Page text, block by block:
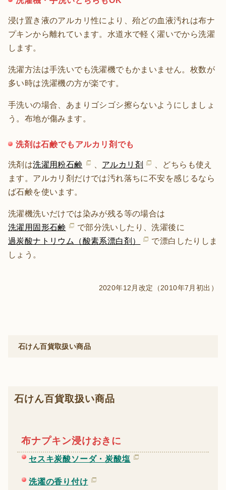
浸け置き液のアルカリ性により、殆どの血液汚れは布ナ
プキンから離れています。水道水で軽く濯いでから洗濯
します。
洗濯方法は手洗いでも洗濯機でもかまいません。枚数が
多い時は洗濯機の方が楽です。
手洗いの場合、あまりゴシゴシ擦らないようにしましょ
う。布地が傷みます。
洗剤は石鹸でもアルカリ剤でも
洗剤は洗濯用粉石鹸 アルカリ剤
、どちらも使え
ます。アルカリ剤だけでは汚れ落ちに不安を感じるなら
ば石鹸を使います。
洗濯機洗いだけでは染みが残る等の場合は
洗濯用固形石鹸
で部分洗いしたり、洗濯後に
過炭酸ナトリウム（酸素系漂白剤）
で漂白したりしま
しょう。
2020年12月改定（2010年7月初出）
石けん百貨取扱い商品
石けん百貨取扱い商品
布ナプキン浸けおきに
セスキ炭酸ソーダ・炭酸塩
洗濯の香り付け